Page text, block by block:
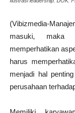
(Vibizmedia-
masuki, maka
memperhatikan
harus
menjadi hal
perusahaan